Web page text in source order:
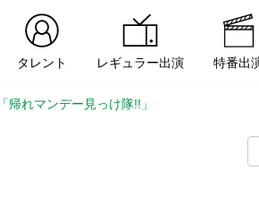
タレント レギュラー出演 特番出
帰れマンデー見っけ隊!!」